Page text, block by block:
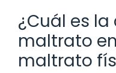
¿Cuál es
maltrato
maltrato